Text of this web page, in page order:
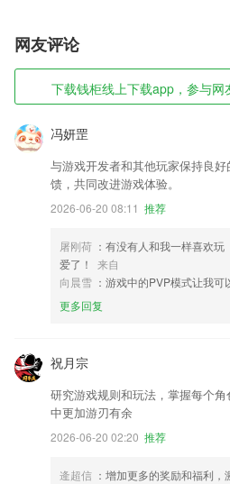
网友评论
下载钱柜线上下载app，参与
冯妍罡
与游戏开发者和其他玩家保持良
馈，共同改进游戏体验。
2026-06-20 08:11 推荐
屠刚荷 ：有没有人和我一样喜欢
爱了！
来自
向晨雪 ：游戏中的PVP模式让我
更多回复
祝月宗
研究游戏规则和玩法，掌握每个
中更加游刃有余
2026-06-20 02:20 推荐
逄超信 ：增加更多的奖励和福利，